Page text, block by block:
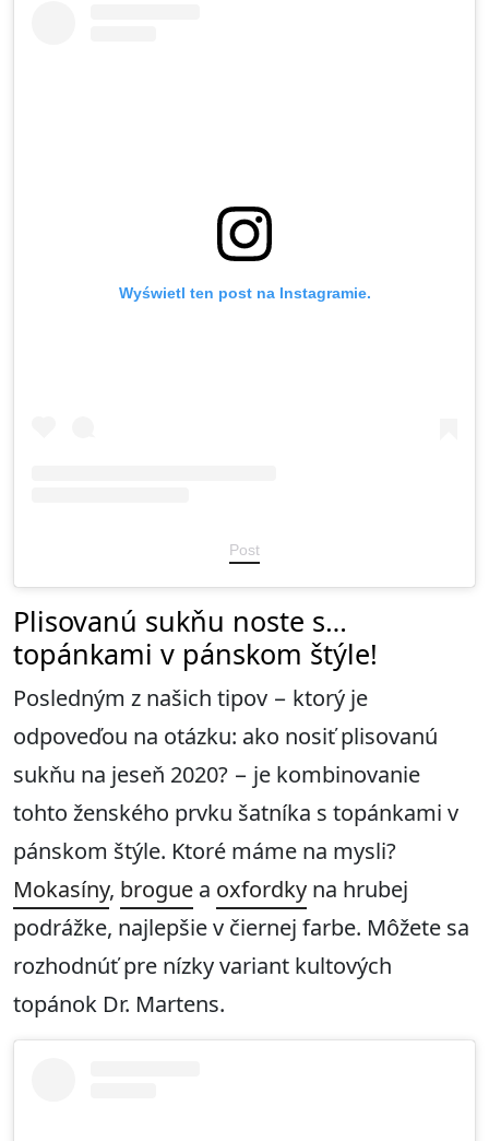
Wyświetl ten post na Instagramie.
Post
Plisovanú sukňu noste s…
topánkami v pánskom štýle!
Posledným z našich tipov − ktorý je
odpoveďou na otázku: ako nosiť plisovanú
sukňu na jeseň 2020? − je kombinovanie
tohto ženského prvku šatníka s topánkami v
pánskom štýle. Ktoré máme na mysli?
Mokasíny, brogue a oxfordky na hrubej
podrážke, najlepšie v čiernej farbe. Môžete sa
rozhodnúť pre nízky variant kultových
topánok Dr. Martens.